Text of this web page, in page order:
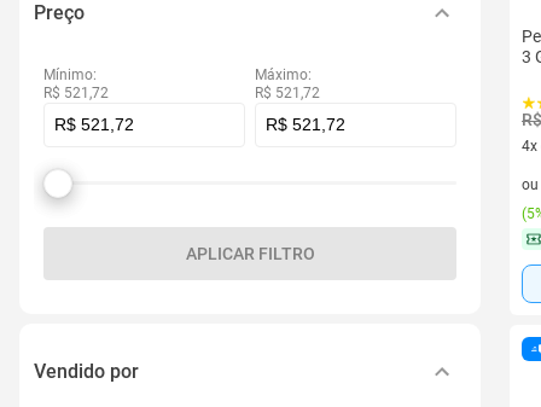
Preço
Mínimo:
R$ 521,72
Máximo:
R$ 521,72
APLICAR FILTRO
Vendido por
3
4x
4
ou
(